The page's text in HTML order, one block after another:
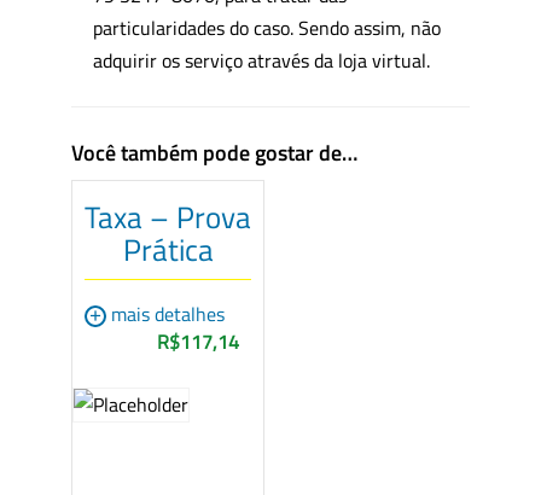
particularidades do caso. Sendo assim, não
adquirir os serviço através da loja virtual.
Você também pode gostar de…
Taxa – Prova
Prática
+ mais detalhes
R$117,14